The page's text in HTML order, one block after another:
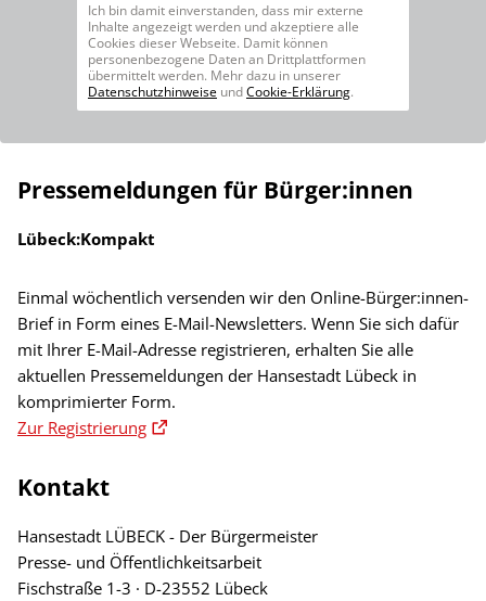
Ich bin damit einverstanden, dass mir externe
Inhalte angezeigt werden und akzeptiere alle
Cookies dieser Webseite. Damit können
personenbezogene Daten an Drittplattformen
übermittelt werden. Mehr dazu in unserer
Datenschutzhinweise undCookie-Erklärung.
Pressemeldungen für Bürger:innen
Lübeck:Kompakt
Einmal wöchentlich versenden wir den Online-Bürger:innen-
Brief in Form eines E-Mail-Newsletters. Wenn Sie sich dafür
mit Ihrer E-Mail-Adresse registrieren, erhalten Sie alle
aktuellen Pressemeldungen der Hansestadt Lübeck in
komprimierter Form.
Zur Registrierung
Kontakt
Hansestadt LÜBECK - Der Bürgermeister
Presse- und Öffentlichkeitsarbeit
Fischstraße 1-3 · D-23552 Lübeck